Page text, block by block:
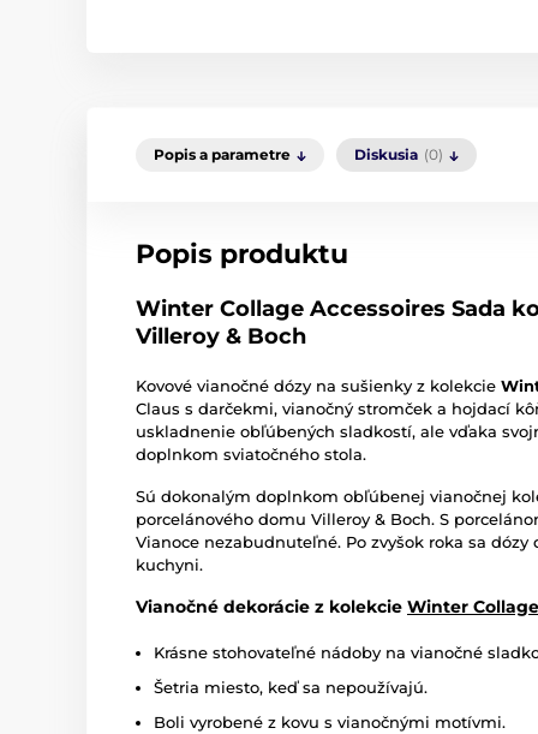
Popis a parametre Diskusia (0)
Popis produktu
Winter Collage Accessoires Sada
Villeroy & Boch
Kovové vianočné dózy na sušienky z kolekcie
Claus s darčekmi, vianočný stromček a hojdací
uskladnenie obľúbených sladkostí, ale vďaka
doplnkom sviatočného stola.
Sú dokonalým doplnkom obľúbenej vianočnej
porcelánového domu Villeroy & Boch. S
Vianoce nezabudnuteľné. Po zvyšok roka sa
kuchyni.
Vianočné dekorácie z kolekcie Winter
Krásne stohovateľné nádoby na vianočné
Šetria miesto, keď sa nepoužívajú.
Boli vyrobené z kovu s vianočnými motívmi.